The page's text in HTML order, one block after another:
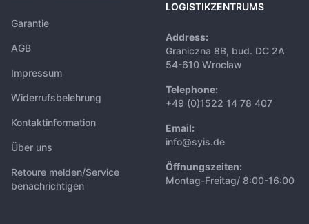
Garantie
AGB
Impressum
Widerrufsbelehrung
Kontaktinformation
Über uns
Retoure melden/Service
benachrichtigen
LOGISTIKZENTRUMS
Address:
Graniczna 8B, bud. DC 2A
54-610 Wrocław
Telephone:
+49 (0)1522 14 78 407
Email:
info@syis.de
Öffnungszeiten:
Montag-Freitag/ 8:00-16:00